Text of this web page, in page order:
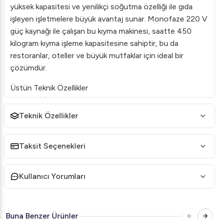
yüksek kapasitesi ve yenilikçi soğutma özelliği ile gıda
işleyen işletmelere büyük avantaj sunar. Monofaze 220 V
güç kaynağı ile çalışan bu kıyma makinesi, saatte 450
kilogram kıyma işleme kapasitesine sahiptir, bu da
restoranlar, oteller ve büyük mutfaklar için ideal bir
çözümdür.
Üstün Teknik Özellikler
Kapasite: Saatte 450 kg
Model : NO:22 Monofaze
Motor Gücü: 1,5 kW / 2 hp
Güç Gereksinimi: 220 V / 50 Hz
Boyutlar: 34x82x52 cm
Paket Ölçüleri: 37x85x54 cm
Viber VHE.SEKN.22M-S NO:22 modeli, geniş çalışma
Teknik Özellikler
Taksit Seçenekleri
Kullanıcı Yorumları
Buna Benzer Ürünler